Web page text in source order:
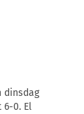
dinsdag
6-0. El